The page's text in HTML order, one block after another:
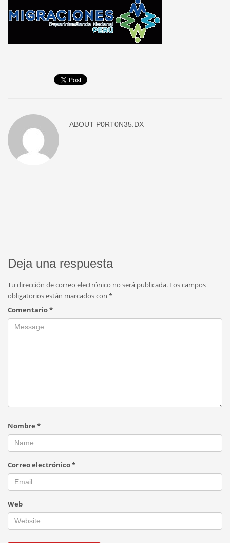
ABOUT P0RT0N35.DX
Deja una respuesta
Tu dirección de correo electrónico no será publicada. Los campos
obligatorios están marcados con *
Comentario*
Nombre *
Correo electrónico*
Web